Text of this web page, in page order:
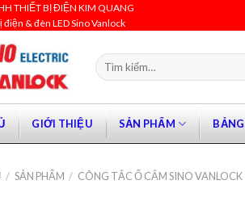
THIẾT BỊ ĐIỆN KIM QUANG
điện & đèn LED Sino Vanlock
Tìm
kiếm:
GIỚI THIỆU SẢN PHẨM
/ SẢN PHẨM / CÔNG TẮC Ổ CẮM SINO VANLOCK